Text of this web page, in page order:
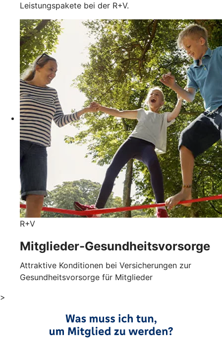
Leistungspakete bei der R+V.
R+V
Mitglieder-Gesundheits­vorsorge
Attraktive Konditionen bei Versicherungen zur
Gesundheitsvorsorge für Mitglieder
>